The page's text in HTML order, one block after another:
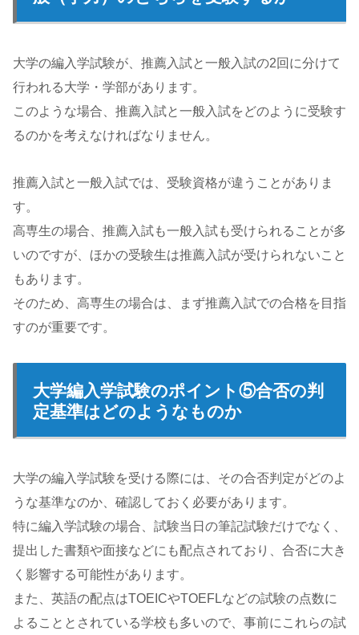
大学の編入学試験が、推薦入試と一般入試の2回に分けて
行われる大学・学部があります。
このような場合、推薦入試と一般入試をどのように受験す
るのかを考えなければなりません。
推薦入試と一般入試では、受験資格が違うことがありま
す。
高専生の場合、推薦入試も一般入試も受けられることが多
いのですが、ほかの受験生は推薦入試が受けられないこと
もあります。
そのため、高専生の場合は、まず推薦入試での合格を目指
すのが重要です。
大学編入学試験のポイント⑤合否の判
定基準はどのようなものか
大学の編入学試験を受ける際には、その合否判定がどのよ
うな基準なのか、確認しておく必要があります。
特に編入学試験の場合、試験当日の筆記試験だけでなく、
提出した書類や面接などにも配点されており、合否に大き
く影響する可能性があります。
また、英語の配点はTOEICやTOEFLなどの試験の点数に
よることとされている学校も多いので、事前にこれらの試